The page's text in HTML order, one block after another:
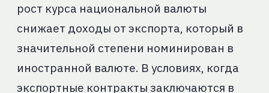
рост курса национальной валюты
снижает доходы от экспорта, который в
значительной степени номинирован в
иностранной валюте. В условиях, когда
экспортные контракты заключаются в